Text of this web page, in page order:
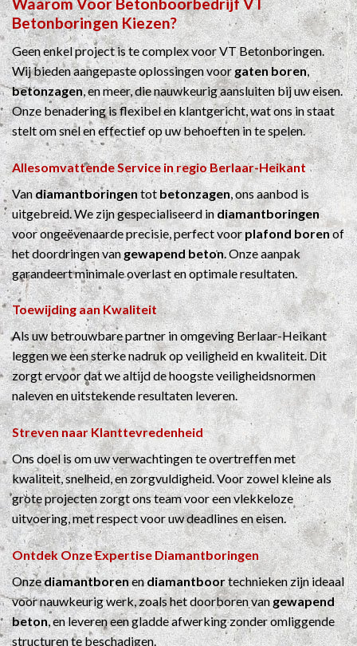
Waarom VoorBetonboorbedrijfVT
Betonboringen Kiezen?
Geen enkel project is te complex voor VT Betonboringen.
Wij bieden aangepaste oplossingen voorgaten boren,
betonzagen, en meer, die nauwkeurig aansluiten bij uw eisen.
Onze benadering is flexibel en klantgericht, wat ons in staat
stelt om snel en effectief op uw behoeften in te spelen.
Allesomvattende Service in regio Berlaar-Heikant
Vandiamantboringentotbetonzagen, ons aanbod is
uitgebreid. We zijn gespecialiseerd indiamantboringen
voor ongeëvenaarde precisie, perfect voorplafond borenof
het doordringen vangewapend beton. Onze aanpak
garandeert minimale overlast en optimale resultaten.
Toewijding aan Kwaliteit
Als uw betrouwbare partner in omgeving Berlaar-Heikant
leggen we een sterke nadruk op veiligheid en kwaliteit. Dit
zorgt ervoor dat we altijd de hoogste veiligheidsnormen
naleven en uitstekende resultaten leveren.
Streven naar Klanttevredenheid
Ons doel is om uw verwachtingen te overtreffen met
kwaliteit, snelheid, en zorgvuldigheid. Voor zowel kleine als
grote projecten zorgt ons team voor een vlekkeloze
uitvoering, met respect voor uw deadlines en eisen.
Ontdek Onze ExpertiseDiamantboringen
Onzediamantborenendiamantboortechnieken zijn ideaal
voor nauwkeurig werk, zoals het doorboren vangewapend
beton, en leveren een gladde afwerking zonder omliggende
structuren te beschadigen.